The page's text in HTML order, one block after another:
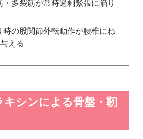
・多裂筋が常時過剰緊張に陥り
時の股関節外転動作が腰椎にね
える
シンによる骨盤・靭